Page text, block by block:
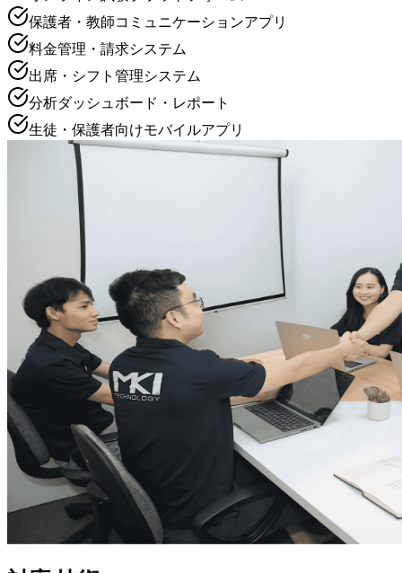
保護者・教師コミュニケーションアプリ
料金管理・請求システム
出席・シフト管理システム
分析ダッシュボード・レポート
生徒・保護者向けモバイルアプリ